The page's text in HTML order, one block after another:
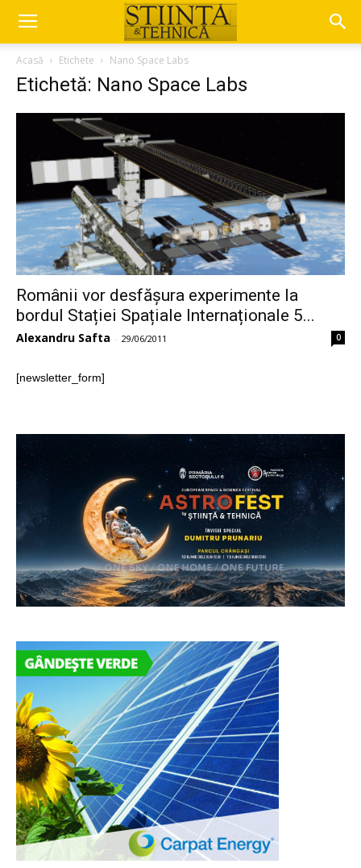
Acasă Etichete Nano Space Labs
Etichetă: Nano Space Labs
Românii vor desfășura experimente la
bordul Stației Spațiale Internaționale 5...
Alexandru Safta - 29/06/2011 0
[newsletter_form]